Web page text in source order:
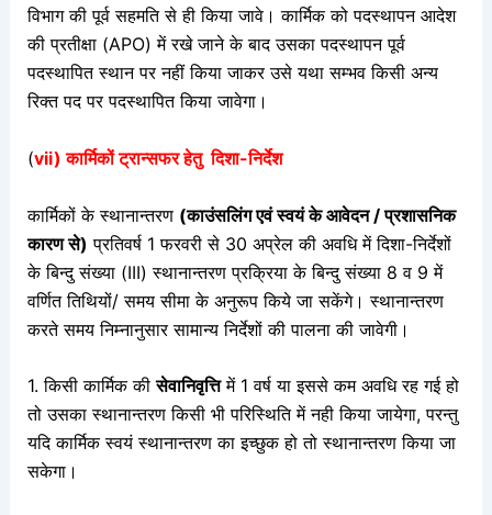
विभाग की पूर्व सहमति से ही किया जावे। कार्मिक को पदस्थापन आदेश
की प्रतीक्षा (APO) में रखे जाने के बाद उसका पदस्थापन पूर्व
पदस्थापित स्थान पर नहीं किया जाकर उसे यथा सम्भव किसी अन्य
रिक्त पद पर पदस्थापित किया जावेगा।
(vii) कार्मिकों ट्रान्सफर हेतु दिशा-निर्देश
कार्मिकों के स्थानान्तरण (काउंसलिंग एवं स्वयं के आवेदन / प्रशासनिक
कारण से) प्रतिवर्ष 1 फरवरी से 30 अप्रेल की अवधि में दिशा-निर्देशों
के बिन्दु संख्या (III) स्थानान्तरण प्रक्रिया के बिन्दु संख्या 8 व 9 में
वर्णित तिथियों/ समय सीमा के अनुरूप किये जा सकेंगे। स्थानान्तरण
करते समय निम्नानुसार सामान्य निर्देशों की पालना की जावेगी।
1. किसी कार्मिक कीसेवानिवृत्तिमें 1 वर्ष या इससे कम अवधि रह गई हो
तो उसका स्थानान्तरण किसी भी परिस्थिति में नही किया जायेगा, परन्तु
यदि कार्मिक स्वयं स्थानान्तरण का इच्छुक हो तो स्थानान्तरण किया जा
सकेगा।